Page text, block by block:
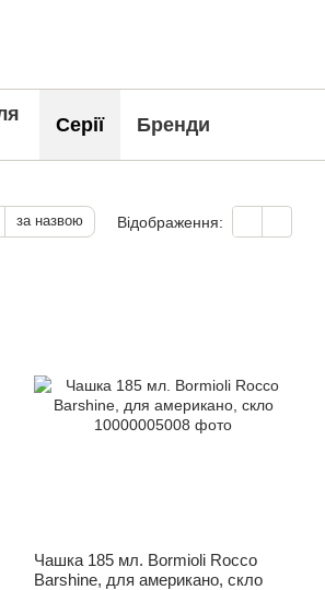
Серії Бренди
за назвою Відображення:
Чашка 185 мл. Bormioli Rocco
Barshine, для американо, скло